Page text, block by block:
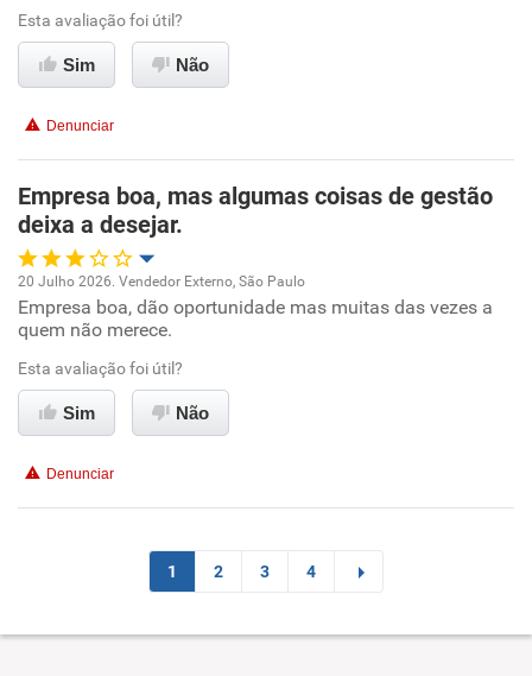
Ambiente de trabalho
Benefícios
Recomenda esta empresa
Esta avaliação foi útil?
Sim Não
Denunciar
Empresa boa, mas algumas coisas de gestão
deixa a desejar.
Oportunidade de promoção
Ambiente de trabalho
Conciliação com a vida familiar
Não recomenda esta empresa
Não recomenda a diretoria
20 Julho 2026. Vendedor Externo, São Paulo
Empresa boa, dão oportunidade mas muitas das vezes a
quem não merece.
Esta avaliação foi útil?
Sim Não
Denunciar
1 2 3 4